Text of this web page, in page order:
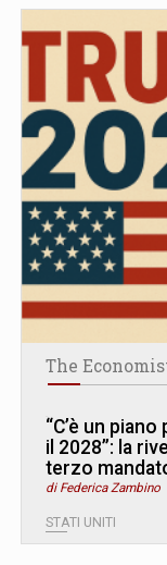
The
“C’è un
il 2028”: la
terzo
di Federica Zambino
STATI UNITI